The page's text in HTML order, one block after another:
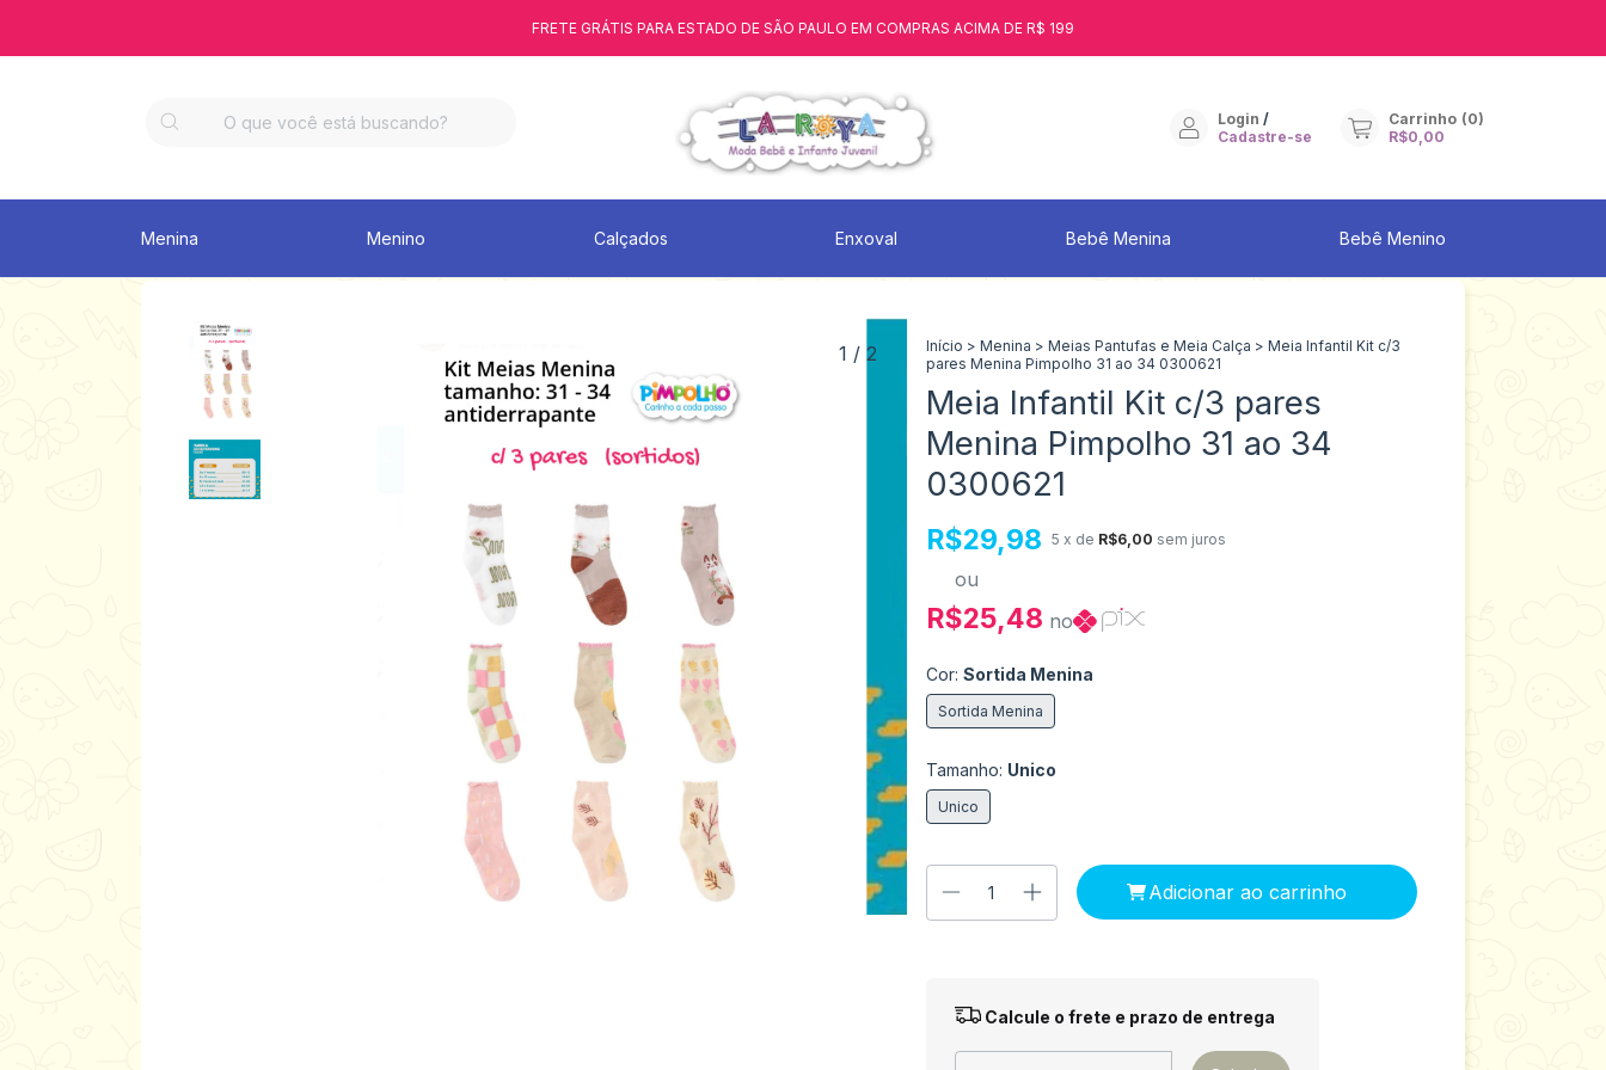
FRETE GRÁTIS PARA ESTADO DE SÃO PAULO EM COMPRAS ACIMA DE R$ 199
Login /
Cadastre-se
Carrinho (0)
R$0,00
Menina Menino Calçados Enxoval Bebê Menina Bebê Menino
1 / 2 Início > Menina > Meias Pantufas e Meia Calça > Meia Infantil Kit c/3
pares Menina Pimpolho 31 ao 34 0300621
Meia Infantil Kit c/3 pares
Menina Pimpolho 31 ao 34
0300621
R$29,98 5 x de R$6,00 sem juros
ou
R$25,48 no
Cor: Sortida Menina
Sortida Menina
Tamanho: Unico
Unico
Entregas para o CEP: Alterar CEP
Calcule o frete e prazo de entrega